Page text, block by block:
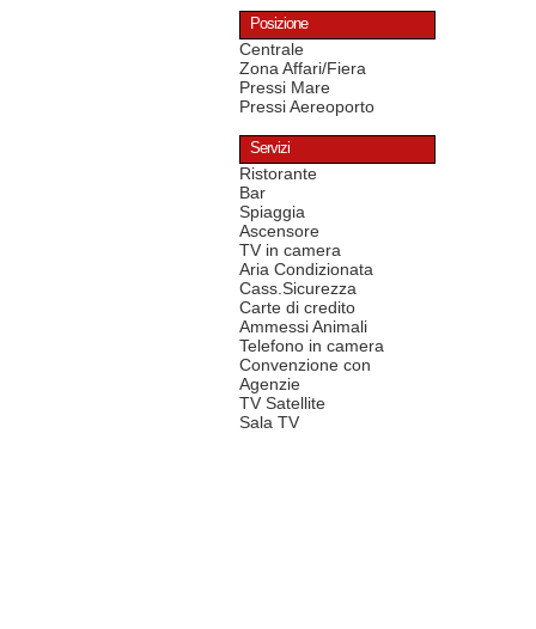
Posizione
Centrale
Zona Affari/Fiera
Pressi Mare
Pressi Aereoporto
Servizi
Ristorante
Bar
Spiaggia
Ascensore
TV in camera
Aria Condizionata
Cass.Sicurezza
Carte di credito
Ammessi Animali
Telefono in camera
Convenzione con
Agenzie
TV Satellite
Sala TV